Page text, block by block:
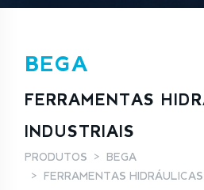
BEGA
FERRAMENTAS
INDUSTRIAIS
PRODUTOS
BEGA
FERRAMENTAS